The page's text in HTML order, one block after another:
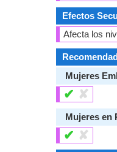
Efectos
Afecta los
Mujeres
✔ ✘
Mujeres en
✔ ✘